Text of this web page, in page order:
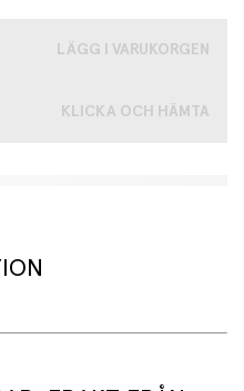
LÄGG I VARUKORGEN
KLICKA OCH HÄMTA